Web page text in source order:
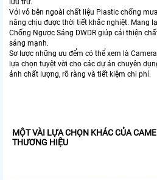
lưu trữ.
Với vỏ bên ngoài chất liệu Plastic chống
năng chịu được thời tiết khắc nghiệt. Mang
Chống Ngược Sáng DWDR giúp cải thiện
sáng mạnh.
Sơ lược những ưu đểm có thể xem là
lựa chọn tuyệt vời cho các dự án chuyên
ảnh chất lượng, rõ ràng và tiết kiệm chi phí.
MỘT VÀI LỰA CHỌN KHÁC CỦA
THƯƠNG HIỆU